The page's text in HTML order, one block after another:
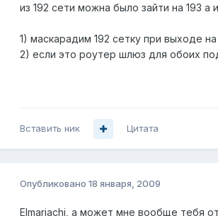
из 192 сети можна было зайти на 193 а
1) маскарадим 192 сетку при выходе на
2) если это роутер шлюз для обоих
Вставить ник Цитата
Опубликовано 18 января, 2009
Elmariachi, а может мне вообще тебя